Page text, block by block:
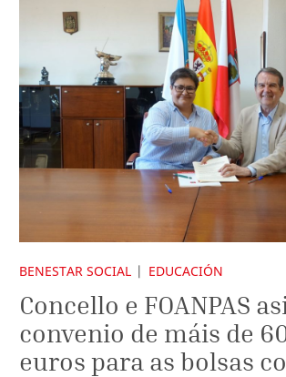
BENESTAR SOCIAL EDUCACIÓN
Concello e FOANPAS
convenio de máis de
euros para as bolsas